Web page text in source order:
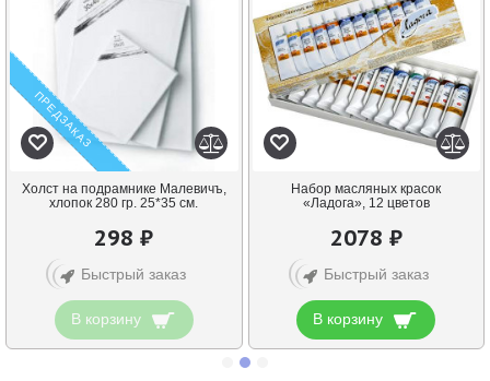
ПРЕДЗАКАЗ
Холст на подрамнике Малевичъ,
хлопок 280 гр. 25*35 см.
298 ₽
Быстрый заказ
В корзину
Набор масляных красок
«Ладога», 12 цветов
2078 ₽
Быстрый заказ
В корзину